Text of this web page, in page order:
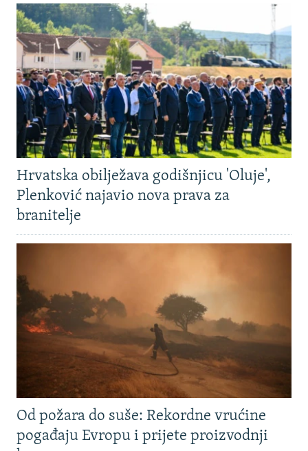
Hrvatska obilježava godišnjicu 'Oluje',
Plenković najavio nova prava za
branitelje
Od požara do suše: Rekordne vrućine
pogađaju Evropu i prijete proizvodnji